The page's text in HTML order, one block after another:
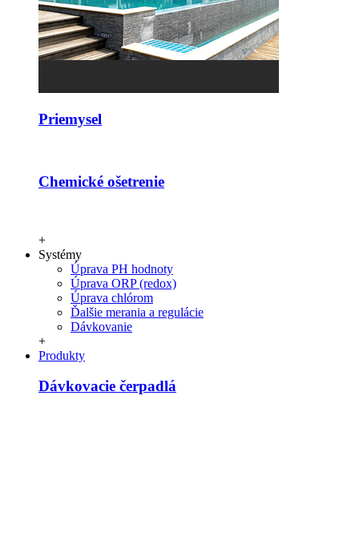
Priemysel
Chemické ošetrenie
+
Systémy
Úprava PH hodnoty
Úprava ORP (redox)
Úprava chlórom
Ďalšie merania a regulácie
Dávkovanie
+
Produkty
Dávkovacie čerpadlá